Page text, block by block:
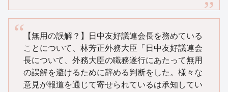
【無用の誤解？】日中友好議連会長を務めている
ことについて、林芳正外務大臣「日中友好議連会
長について、外務大臣の職務遂行にあたって無用
の誤解を避けるために辞める判断をした。様々な
意見が報道を通じて寄せられているは承知してい